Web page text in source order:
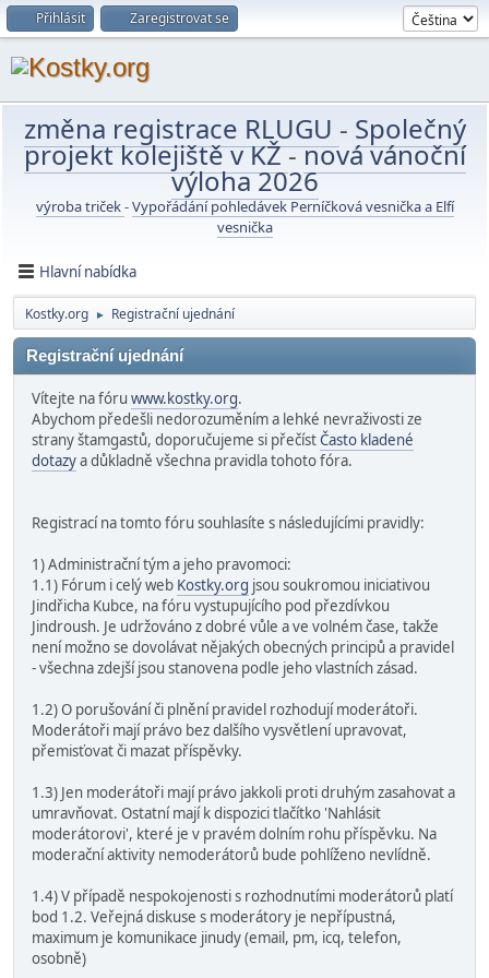
Přihlásit Zaregistrovat se
změna registrace RLUGU - Společný
projekt kolejiště v KŽ-nová vánoční
výloha 2026
výroba triček-Vypořádání pohledávek Perníčková vesnička a Elfí
vesnička
Hlavní nabídka
Kostky.org ► Registrační ujednání
Registrační ujednání
Vítejte na fóru www.kostky.org.
Abychom předešli nedorozuměním a lehké nevraživosti ze
strany štamgastů, doporučujeme si přečístČasto kladené
dotazya důkladně všechna pravidla tohoto fóra.
Registrací na tomto fóru souhlasíte s následujícími pravidly:
1) Administrační tým a jeho pravomoci:
1.1) Fórum i celý web Kostky.org jsou soukromou iniciativou
Jindřicha Kubce, na fóru vystupujícího pod přezdívkou
Jindroush. Je udržováno z dobré vůle a ve volném čase, takže
není možno se dovolávat nějakých obecných principů a pravidel
- všechna zdejší jsou stanovena podle jeho vlastních zásad.
1.2) O porušování či plnění pravidel rozhodují moderátoři.
Moderátoři mají právo bez dalšího vysvětlení upravovat,
přemisťovat či mazat příspěvky.
1.3) Jen moderátoři mají právo jakkoli proti druhým zasahovat a
umravňovat. Ostatní mají k dispozici tlačítko 'Nahlásit
moderátorovi', které je v pravém dolním rohu příspěvku. Na
moderační aktivity nemoderátorů bude pohlíženo nevlídně.
1.4) V případě nespokojenosti s rozhodnutími moderátorů platí
bod 1.2. Veřejná diskuse s moderátory je nepřípustná,
maximum je komunikace jinudy (email, pm, icq, telefon,
osobně)